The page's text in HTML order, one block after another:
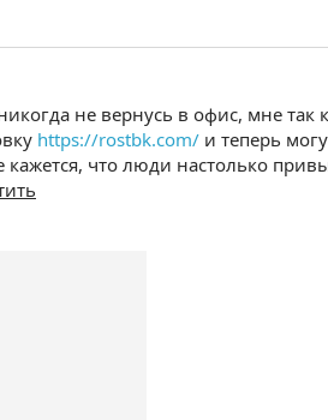
не вернусь в офис, мне так
https://rostbk.com/ и теперь
что люди настолько